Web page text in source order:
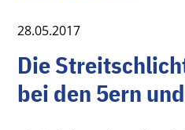
28.05.2017
Die
bei den 5ern